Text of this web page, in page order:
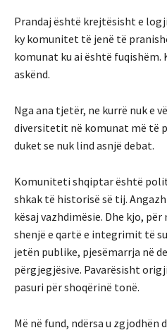
Prandaj është krejtësisht e
ky komunitet të jenë të
komunat ku ai është fuqishëm.
askënd.
Nga ana tjetër, ne kurrë nuk e
diversitetit në komunat më të
duket se nuk lind asnjë debat.
Komuniteti shqiptar është
shkak të historisë së tij.
kësaj vazhdimësie. Dhe kjo,
shenjë e qartë e integrimit të
jetën publike, pjesëmarrja në
përgjegjësive. Pavarësisht
pasuri për shoqërinë tonë.
Më në fund, ndërsa u zgjodhën